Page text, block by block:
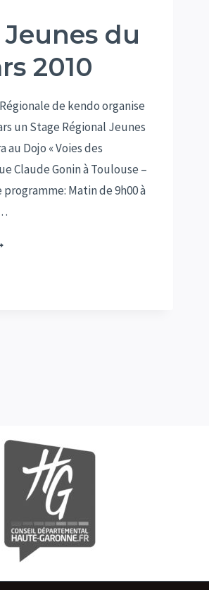
du
2010
de kendo organise
un Stage Régional Jeunes
au Dojo « Voies des
Claude Gonin à Toulouse –
Matin de 9h00 à